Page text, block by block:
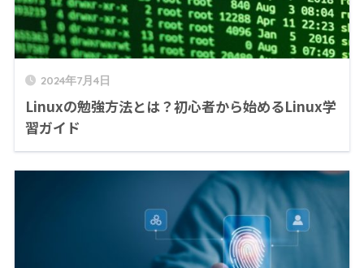
2024年7月4日
Linuxの勉強方法とは？初心者から始めるLinux学
習ガイド